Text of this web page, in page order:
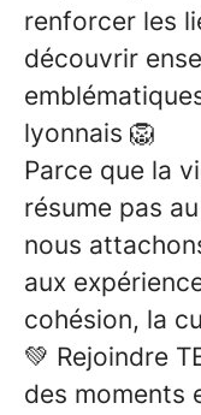
renforcer les
découvrir
lyonnais 🦁
Parce que la
résume pas
nous
aux
cohésion, la
💚 Rejoindre
des moments